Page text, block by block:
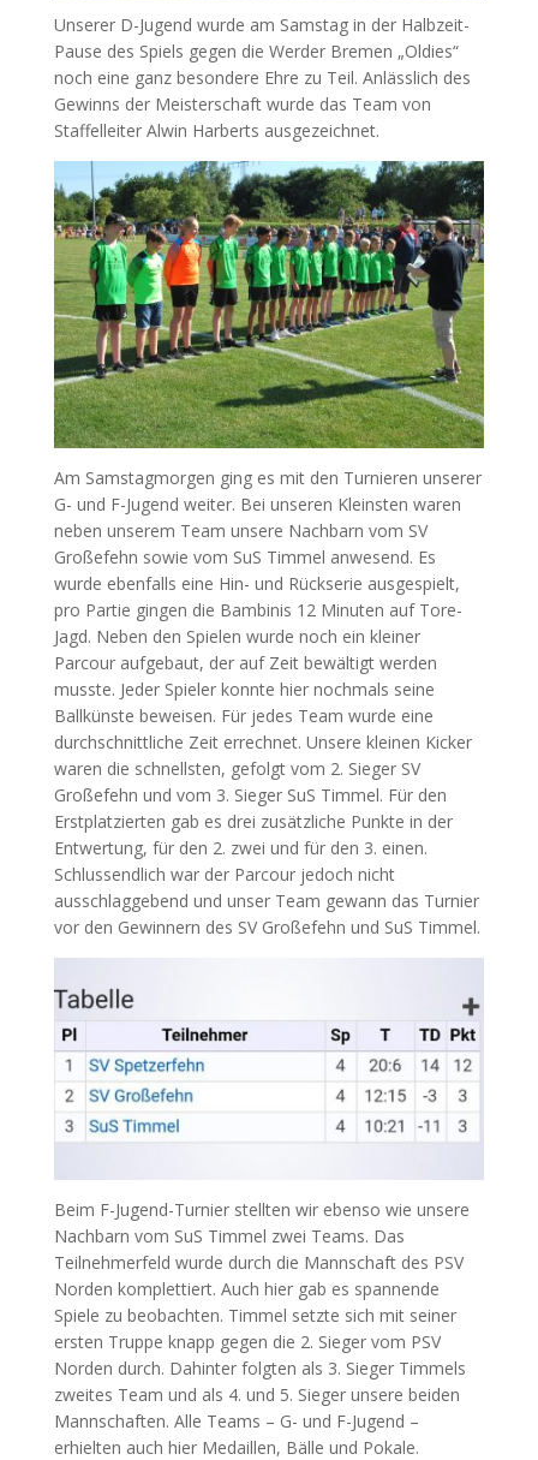
Unserer D-Jugend wurde am Samstag in der Halbzeit-
Pause des Spiels gegen die Werder Bremen „Oldies“
noch eine ganz besondere Ehre zu Teil. Anlässlich des
Gewinns der Meisterschaft wurde das Team von
Staffelleiter Alwin Harberts ausgezeichnet.
Am Samstagmorgen ging es mit den Turnieren unserer
G- und F-Jugend weiter. Bei unseren Kleinsten waren
neben unserem Team unsere Nachbarn vom SV
Großefehn sowie vom SuS Timmel anwesend. Es
wurde ebenfalls eine Hin- und Rückserie ausgespielt,
pro Partie gingen die Bambinis 12 Minuten auf Tore-
Jagd. Neben den Spielen wurde noch ein kleiner
Parcour aufgebaut, der auf Zeit bewältigt werden
musste. Jeder Spieler konnte hier nochmals seine
Ballkünste beweisen. Für jedes Team wurde eine
durchschnittliche Zeit errechnet. Unsere kleinen Kicker
waren die schnellsten, gefolgt vom 2. Sieger SV
Großefehn und vom 3. Sieger SuS Timmel. Für den
Erstplatzierten gab es drei zusätzliche Punkte in der
Entwertung, für den 2. zwei und für den 3. einen.
Schlussendlich war der Parcour jedoch nicht
ausschlaggebend und unser Team gewann das Turnier
vor den Gewinnern des SV Großefehn und SuS Timmel.
Beim F-Jugend-Turnier stellten wir ebenso wie unsere
Nachbarn vom SuS Timmel zwei Teams. Das
Teilnehmerfeld wurde durch die Mannschaft des PSV
Norden komplettiert. Auch hier gab es spannende
Spiele zu beobachten. Timmel setzte sich mit seiner
ersten Truppe knapp gegen die 2. Sieger vom PSV
Norden durch. Dahinter folgten als 3. Sieger Timmels
zweites Team und als 4. und 5. Sieger unsere beiden
Mannschaften. Alle Teams – G- und F-Jugend –
erhielten auch hier Medaillen, Bälle und Pokale.